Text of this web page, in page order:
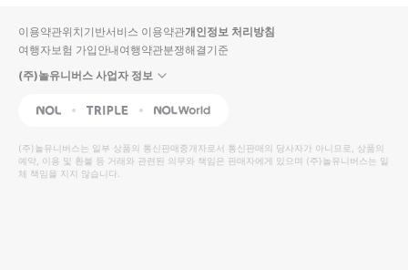
입니
다.
높
은
순
동
영
상
순
상
이용약관위치기반서비스 이용약관개인정보 처리방침
여행자보험 가입안내여행약관분쟁해결기준
(주)놀유니버스 사업자 정보
NOL Triple Interpark Global
(주)놀유니버스는 일부 상품의 통신판매중개자로서 통신판매의 당사자가 아니므로, 상품의
예약, 이용 및 환불 등 거래와 관련된 의무와 책임은 판매자에게 있으며 (주)놀유니버스는 일
체 책임을 지지 않습니다.